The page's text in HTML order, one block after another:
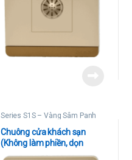
Series S1S – Vàng Sâm Panh
Chuông cửa khách sạn
(Không làm phiền, dọn
phòng, vui lòng chờ)